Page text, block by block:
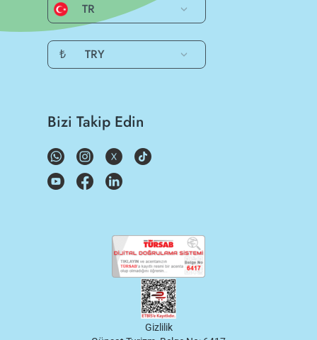
TR
₺ TRY
Bizi Takip Edin
Gizlilik